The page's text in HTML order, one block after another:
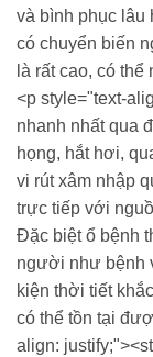
và bình phục
có chuyển biến
là rất cao, có
<p style="text-
nhanh nhất qua
họng, hắt hơi,
vi rút xâm nhập
trực tiếp với
Đặc biệt ổ bệnh
người như bệnh
kiện thời tiết
có thể tồn tại
align: